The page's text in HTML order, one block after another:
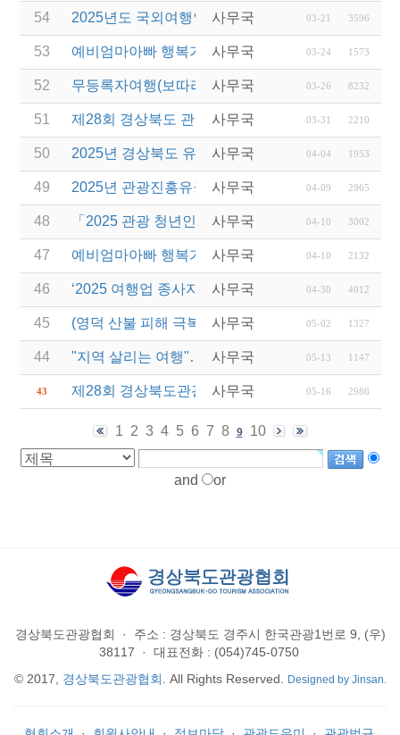
54 2025년도 국외여행인솔자(T/C) 소양교육(1차) 실
사무국 03-21 3596
53 예비엄마아빠 행복가족여행 지원사업 전담여행사
사무국 03-24 1573
52 무등록자여행(보따리) 알선행위 근절 위한 관계 기
사무국 03-26 8232
51 제28회 경상북도 관광기념품 공모전 개최
사무국 03-31 2210
50 2025년 경상북도 유니크베뉴를 활용한 MICE행사
사무국 04-04 1953
49 2025년 관광진흥유공자 정부포상 대상자 추천
사무국 04-09 2965
48 「2025 관광 청년인턴제 지원 사업」 참여 사업체
사무국 04-10 3002
47 예비엄마아빠 행복가족여행 전담여행사 선정 결과
사무국 04-10 2132
46 ‘2025 여행업 종사자 직무역량 강화 교육’ 교육생 모
사무국 04-30 4012
45 (영덕 산불 피해 극복 행사) 여행으로 잇는 희망, 다
사무국 05-02 1327
44 "지역 살리는 여행"…관광공사, 산불피해지역 '여행
사무국 05-13 1147
43 제28회 경상북도관광기념품공모전 결과발표 연장
사무국 05-16 2986
1 2 3 4 5 6 7 8 9 10
and or
경상북도관광협회 ·
주소 : 경상북도 경주시 한국관광1번로 9, (우)
38117
·
대표전화 : (054)745-0750
© 2017, 경상북도관광협회 . All Rights Reserved. Designed by Jinsan.